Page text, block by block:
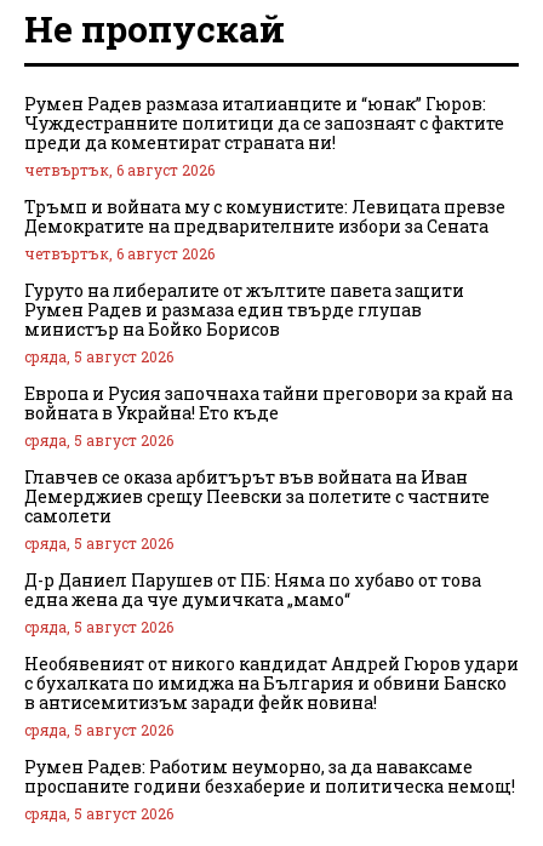
Не пропускай
Румен Радев размаза италианците и “юнак” Гюров:
Чуждестранните политици да се запознаят с фактите
преди да коментират страната ни!
четвъртък, 6 август 2026
Тръмп и войната му с комунистите: Левицата превзе
Демократите на предварителните избори за Сената
четвъртък, 6 август 2026
Гуруто на либералите от жълтите павета защити
Румен Радев и размаза един твърде глупав
министър на Бойко Борисов
сряда, 5 август 2026
Европа и Русия започнаха тайни преговори за край на
войната в Украйна! Ето къде
сряда, 5 август 2026
Главчев се оказа арбитърът във войната на Иван
Демерджиев срещу Пеевски за полетите с частните
самолети
сряда, 5 август 2026
Д-р Даниел Парушев от ПБ: Няма по хубаво от това
една жена да чуе думичката „мамо“
сряда, 5 август 2026
Необявеният от никого кандидат Андрей Гюров удари
с бухалката по имиджа на България и обвини Банско
в антисемитизъм заради фейк новина!
сряда, 5 август 2026
Румен Радев: Работим неуморно, за да наваксаме
проспаните години безхаберие и политическа немощ!
сряда, 5 август 2026